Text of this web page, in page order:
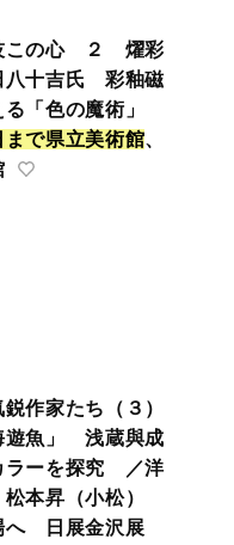
この心 ２ 燿彩
十吉氏 彩釉磁
「色の魔術」
まで県立美術館、
作家たち（３）
魚」 浅蔵與成
ラーを探究 ／洋
本昇（小松）
へ 日展金沢展